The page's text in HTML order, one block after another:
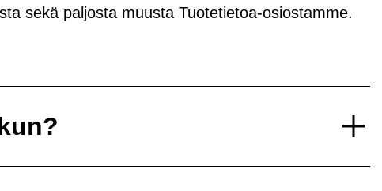
sekä paljosta muusta Tuotetietoa-osiostamme.